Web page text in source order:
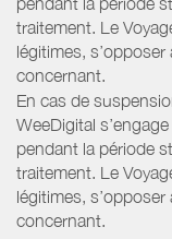
traitement. Le
légitimes,
concernant.
En cas de
WeeDigital
pendant la période
traitement. Le
légitimes,
concernant.